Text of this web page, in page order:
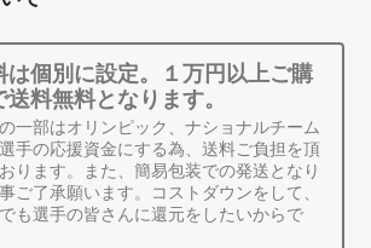
は個別に設定。１万円以上ご購
送料無料となります。
一部はオリンピック、ナショナルチーム
手の応援資金にする為、送料ご負担を頂
ります。また、簡易包装での発送となり
ご了承願います。コストダウンをして、
も選手の皆さんに還元をしたいからで